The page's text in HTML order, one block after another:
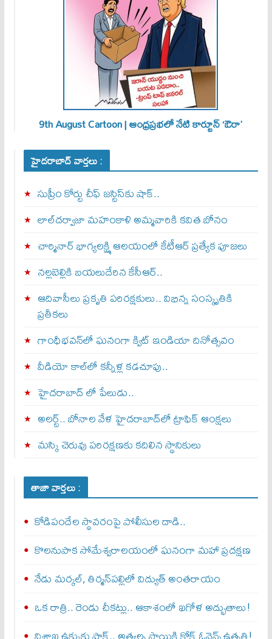
9th August Cartoon | ఆంధ్రప్రభలో నేటి కార్టూన్ ‘ఔరా’
హైదరాబాద్ వార్తలు :
సుప్రీం కోర్టు చీఫ్ జస్టిస్⁭కు షాక్..
లాల్‌దర్వాజా మహంకాళి అమ్మవారికి కవిత బోనం
చార్మినార్‌ భాగ్యలక్ష్మి ఆలయంలో కేటీఆర్ ప్రత్యేక పూజలు
నల్లబెల్లికి బయలుదేరిన కేసీఆర్‌..
ఆదివాసీలు ప్రకృతి పరిరక్షకులు.. విభిన్న సంస్కృతికి
ప్రతీకలు
గాంధీభవన్‌లో ఘనంగా క్విట్‌ ఇండియా దినోత్సవం
వీడియో కాల్‌లో కన్నీళ్ల కడచూపు..
హైదరాబాద్ లో పేలుడు..
అలర్ట్‌.. బోనాల వేళ హైదరాబాద్‌లో ట్రాఫిక్‌ ఆంక్షలు
మస్కి చెరువు పరిరక్షణకు కదిలిన స్థానికులు
తాజా వార్తలు :
కోడిపందేల స్థావరంపై పోలీసుల దాడి..
కొలనుపాక సోమేశ్వరాలయంలో ఘనంగా మహా ప్రదక్షణ
నేడు మర్కల్, తిర్మన్‌పల్లిలో విద్యుత్ అంతరాయం
ఒక రాత్రి.. రెండు చీకట్లు.. ఆకాశంలో ఖగోళ అద్భుతాలు!